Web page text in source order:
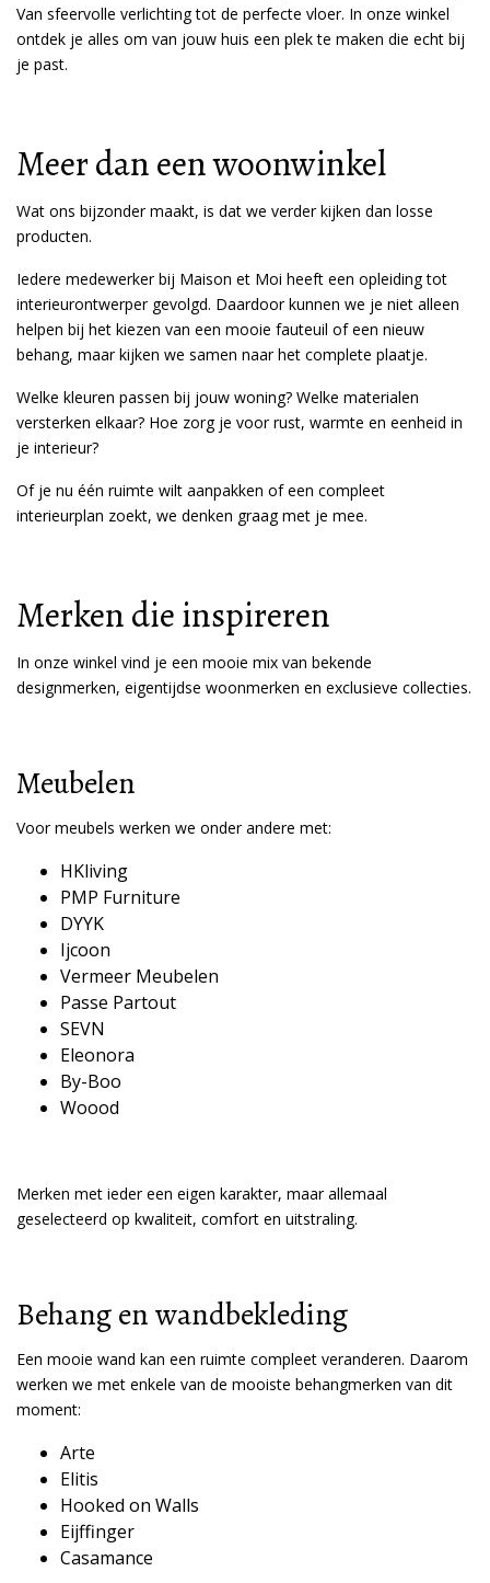
Van sfeervolle verlichting tot de perfecte vloer. In onze winkel
ontdek je alles om van jouw huis een plek te maken die echt bij
je past.
Meer dan een woonwinkel
Wat ons bijzonder maakt, is dat we verder kijken dan losse
producten.
Iedere medewerker bij Maison et Moi heeft een opleiding tot
interieurontwerper gevolgd. Daardoor kunnen we je niet alleen
helpen bij het kiezen van een mooie fauteuil of een nieuw
behang, maar kijken we samen naar het complete plaatje.
Welke kleuren passen bij jouw woning? Welke materialen
versterken elkaar? Hoe zorg je voor rust, warmte en eenheid in
je interieur?
Of je nu één ruimte wilt aanpakken of een compleet
interieurplan zoekt, we denken graag met je mee.
Merken die inspireren
In onze winkel vind je een mooie mix van bekende
designmerken, eigentijdse woonmerken en exclusieve collecties.
Meubelen
Voor meubels werken we onder andere met:
HKliving
PMP Furniture
DYYK
Ijcoon
Vermeer Meubelen
Passe Partout
SEVN
Eleonora
By-Boo
Woood
Merken met ieder een eigen karakter, maar allemaal
geselecteerd op kwaliteit, comfort en uitstraling.
Behang en wandbekleding
Een mooie wand kan een ruimte compleet veranderen. Daarom
werken we met enkele van de mooiste behangmerken van dit
moment:
Arte
Elitis
Hooked on Walls
Eijffinger
Casamance